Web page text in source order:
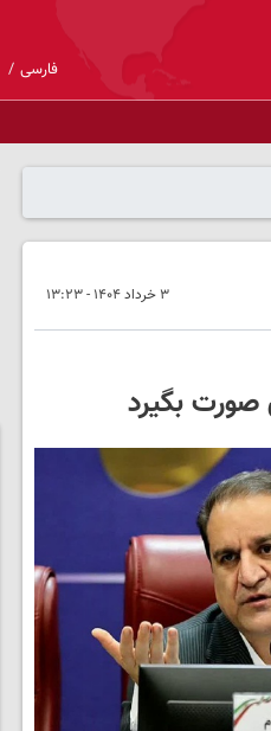
فارسی
۳ خرداد ۱۴۰۴ - ۱۳:۲۳
صورت بگیرد